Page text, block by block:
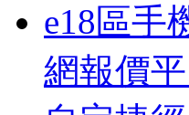
e18區手
網報價